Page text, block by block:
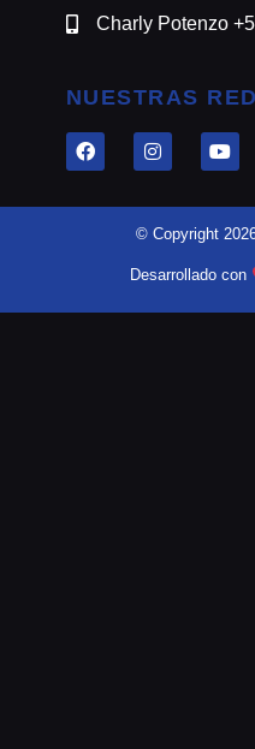
Charly Potenzo
NUESTRAS
© Copyright
Desarrollado con